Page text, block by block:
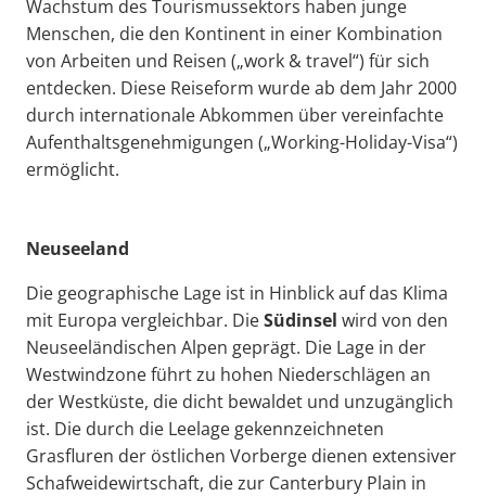
Wachstum des Tourismussektors haben junge
Menschen, die den Kontinent in einer Kombination
von Arbeiten und Reisen („work & travel“) für sich
entdecken. Diese Reiseform wurde ab dem Jahr 2000
durch internationale Abkommen über vereinfachte
Aufenthaltsgenehmigungen („Working-Holiday-Visa“)
ermöglicht.
Neuseeland
Die geographische Lage ist in Hinblick auf das Klima
mit Europa vergleichbar. DieSüdinsel wird von den
Neuseeländischen Alpen geprägt. Die Lage in der
Westwindzone führt zu hohen Niederschlägen an
der Westküste, die dicht bewaldet und unzugänglich
ist. Die durch die Leelage gekennzeichneten
Grasfluren der östlichen Vorberge dienen extensiver
Schafweidewirtschaft, die zur Canterbury Plain in